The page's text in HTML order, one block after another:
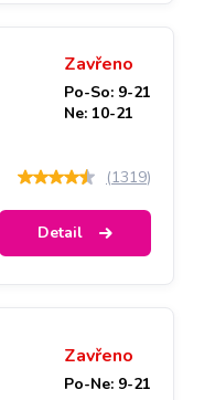
Zavřeno
Po-So: 9-21
Ne: 10-21
(1319)
Detail
Zavřeno
Po-Ne: 9-21